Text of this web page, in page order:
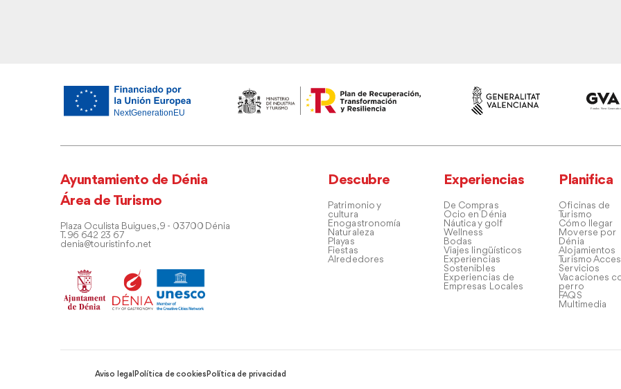
Ayuntamiento de Dénia
Área de Turismo
Plaza Oculista Buigues, 9 - 03700 Dénia
T. 96 642 23 67
denia@touristinfo.net
Descubre
Patrimonio y
cultura
Enogastronomía
Naturaleza
Playas
Fiestas
Alrededores
Experiencias
De Compras
Ocio en Dénia
Náutica y golf
Wellness
Bodas
Viajes lingüísticos
Experiencias
Sostenibles
Experiencias de
Empresas Locales
Planifica
Oficinas de
Turismo
Cómo llegar
Moverse por
Dénia
Alojamientos
Turismo
Servicios
Vacaciones
perro
FAQS
Multimedia
Aviso legal Política de cookies Política de privacidad